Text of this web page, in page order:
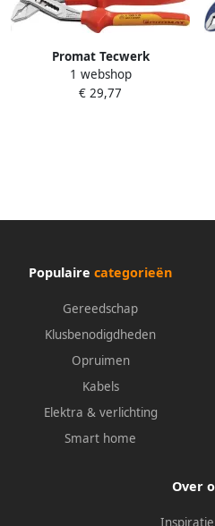
Promat Tecwerk
Waterpomptang | lengte 250
mm spanwijdte 6-44 mm |
1 webshop
€ 29,77
Populaire categorieën
Gereedschap
Klusbenodigdheden
Opruimen
Kabels
Elektra & verlichting
Smart home
Over